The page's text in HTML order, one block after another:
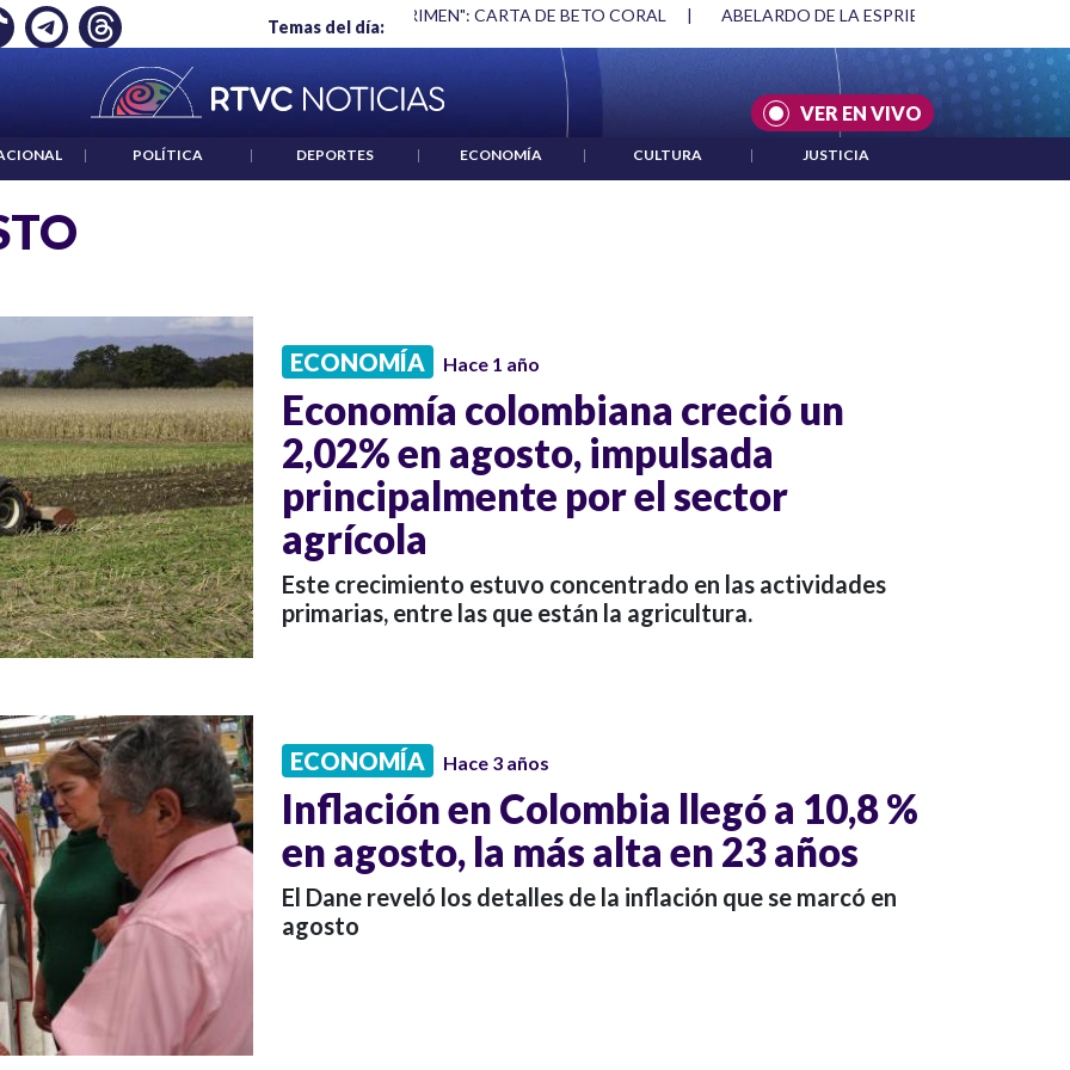
Temas del día:
EMPLEO: JP MORGAN "HABLAR NO ES UN CRIMEN": CARTA DE BETO CORAL | ABELARDO DE LA ESPRIELLA Y DMG
VER EN VIVO
| POLÍTICA | DEPORTES | ECONOMÍA | CULTURA | JUSTICIA
ECONOMÍA Hace 1 año
Economía colombiana creció un
2,02% en agosto, impulsada
principalmente por el sector
agrícola
Este crecimiento estuvo concentrado en las actividades
primarias, entre las que están la agricultura.
ECONOMÍA Hace 3 años
Inflación en Colombia llegó a 10,8 %
en agosto, la más alta en 23 años
El Dane reveló los detalles de la inflación que se marcó en
agosto